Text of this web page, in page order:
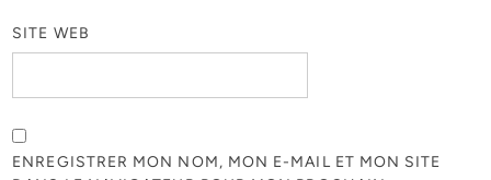
SITE WEB
ENREGISTRER MON NOM, MON E-MAIL ET MON SITE